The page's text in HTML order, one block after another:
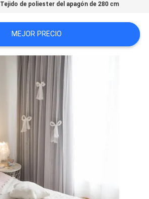
Tejido de poliester del apagón de 280 cm
MEJOR PRECIO